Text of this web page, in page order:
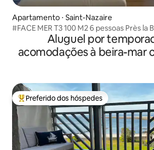
Apartamento ⋅ Saint-Nazaire
#FACE MER T3 100 M2 6 pessoas Près la
Aluguel por
acomodações à beira-mar
Entre os melhores preferidos dos
Preferido dos hóspedes